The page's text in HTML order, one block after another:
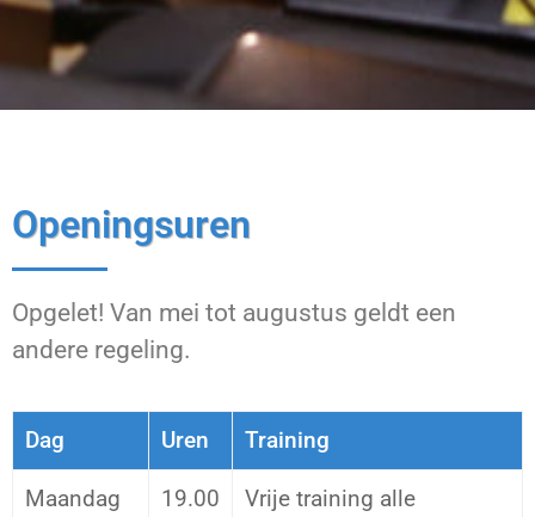
Openingsuren
Opgelet! Van mei tot augustus geldt een
andere regeling.
Dag Uren Training
Maandag
19.00
Vrije training alle